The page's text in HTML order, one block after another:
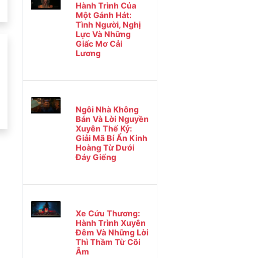
Hành Trình Của
Một Gánh Hát:
Tình Người, Nghị
Lực Và Những
Giấc Mơ Cải
Lương
Ngôi Nhà Không
Bán Và Lời Nguyền
Xuyên Thế Kỷ:
Giải Mã Bí Ẩn Kinh
Hoàng Từ Dưới
Đáy Giếng
Xe Cứu Thương:
Hành Trình Xuyên
Đêm Và Những Lời
Thì Thầm Từ Cõi
Âm